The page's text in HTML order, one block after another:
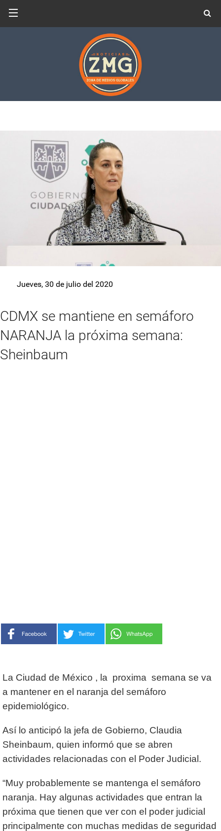
Jueves, 30 de julio del 2020
CDMX se mantiene en semáforo
NARANJA la próxima semana:
Sheinbaum
La Ciudad de México , la proxima semana se va
a mantener en el naranja del semáforo
epidemiológico.
Así lo anticipó la jefa de Gobierno, Claudia
Sheinbaum, quien informó que se abren
actividades relacionadas con el Poder Judicial.
“Muy probablemente se mantenga el semáforo
naranja. Hay algunas actividades que entran la
próxima que tienen que ver con el poder judicial
principalmente con muchas medidas de seguridad